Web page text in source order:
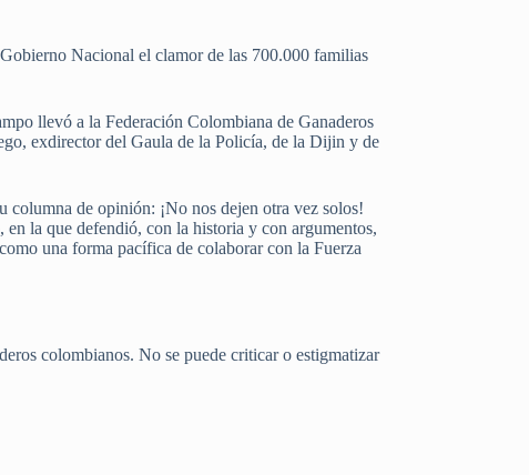
Nacional el clamor de las 700.000 familias
llevó a la Federación Colombiana de Ganaderos
exdirector del Gaula de la Policía, de la Dijin y de
columna de opinión: ¡No nos dejen otra vez solos!
la que defendió, con la historia y con argumentos,
una forma pacífica de colaborar con la Fuerza
colombianos. No se puede criticar o estigmatizar